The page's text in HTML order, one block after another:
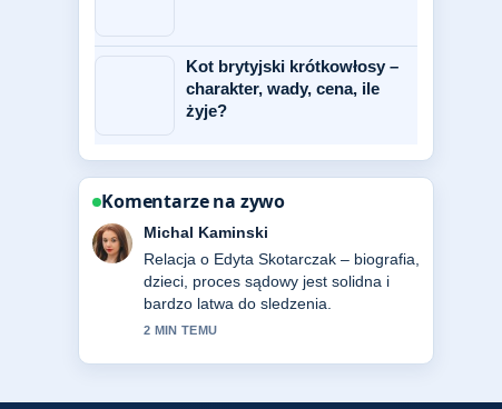
Kot brytyjski krótkowłosy –
charakter, wady, cena, ile
żyje?
Komentarze na zywo
Ewa Lewandowska
Bardzo dobra weryfikacja wokol
Darmowe narzędzia do sprawdzania
gramatyki angielskiej. Wiecej redakcji
powinno pisac w ten sposob.